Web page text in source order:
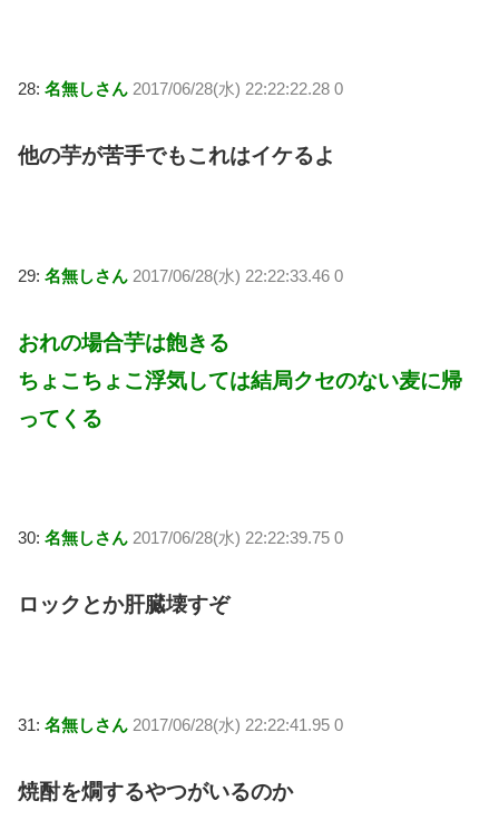
28: 名無しさん 2017/06/28(水) 22:22:22.28 0
他の芋が苦手でもこれはイケるよ
29: 名無しさん 2017/06/28(水) 22:22:33.46 0
おれの場合芋は飽きる
ちょこちょこ浮気しては結局クセのない麦に帰
ってくる
30: 名無しさん 2017/06/28(水) 22:22:39.75 0
ロックとか肝臓壊すぞ
31: 名無しさん 2017/06/28(水) 22:22:41.95 0
焼酎を燗するやつがいるのか